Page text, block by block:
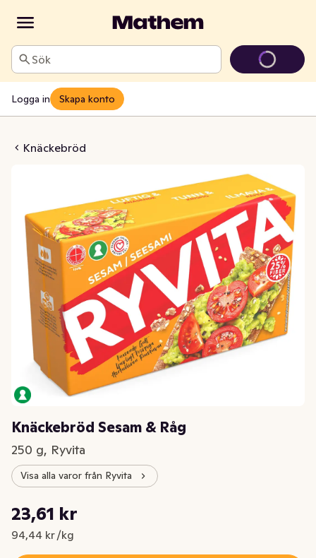
Sök
Logga in Skapa konto
Knäckebröd
Sesam & Råg
Knäckebröd Sesam & Råg
250 g, Ryvita
Visa alla varor från Ryvita
Nuvarande pris är: 23,61 kr
23,61 kr
94,44 kr /kg
Styckpris: 94,44 kr /kg